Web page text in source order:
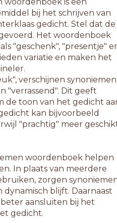
bij het schrijven van
gedicht. Stel dat de
Het woordenboek
"geschenk", "presentje"
variatie en maken het
verschijnen synoniemen
"verrassend". Dit geeft
de toon van het gedicht
kan bijvoorbeeld
"prachtig" meer
woordenboek helpen
In plaats van meerdere
zorgen
blijft. Daarnaast
aansluiten bij het
gedicht.